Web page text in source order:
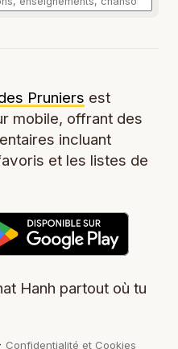
Pruniers est
mobile, offrant des
incluant
et les listes de
Hanh partout où tu
Confidentialité et Cookies